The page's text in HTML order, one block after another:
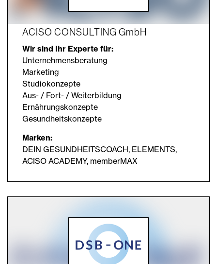
ACISO CONSULTING GmbH
Wir sind Ihr Experte für:
Unternehmensberatung
Marketing
Studiokonzepte
Aus- / Fort- / Weiterbildung
Ernährungskonzepte
Gesundheitskonzepte
Marken:
DEIN GESUNDHEITSCOACH, ELEMENTS,
ACISO ACADEMY, memberMAX